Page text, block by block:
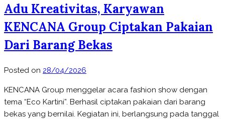
Adu Kreativitas, Karyawan
KENCANA Group Ciptakan Pakaian
Dari Barang Bekas
Posted on 28/04/2026
KENCANA Group menggelar acara fashion show dengan
tema “Eco Kartini”. Berhasil ciptakan pakaian dari barang
bekas yang bernilai. Kegiatan ini, berlangsung pada tanggal